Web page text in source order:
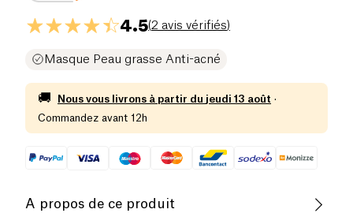
4.5(2 avis vérifiés)
Masque Peau grasse Anti-acné
🚚 Nous vous livrons à partir du jeudi 13 août ·
Commandez avant 12h
A propos de ce produit